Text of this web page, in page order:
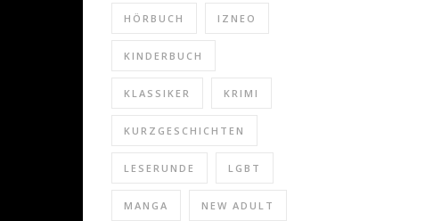
HÖRBUCH IZNEO
KINDERBUCH
KLASSIKER KRIMI
KURZGESCHICHTEN
LESERUNDE LGBT
MANGA NEW ADULT